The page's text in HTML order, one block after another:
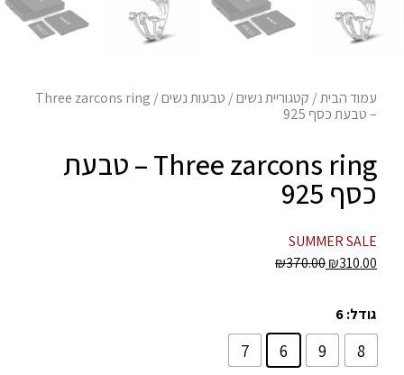
עמוד הבית/ קטגוריית נשים/ טבעות נשים
/ Three zarcons ring
– טבעת כסף 925
Three zarcons ring – טבעת
כסף 925
SUMMER SALE
₪310.00
₪370.00
גודל: 6
8
9
6
7